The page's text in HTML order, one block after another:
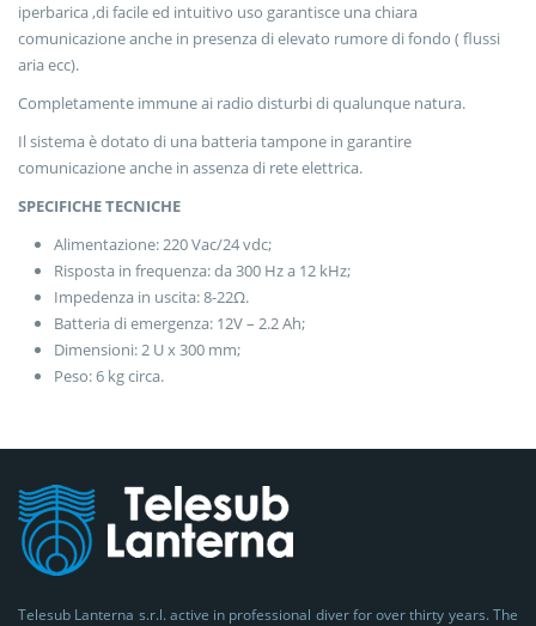
iperbarica ,di facile ed intuitivo uso garantisce una chiara
comunicazione anche in presenza di elevato rumore di fondo ( flussi
aria ecc).
Completamente immune ai radio disturbi di qualunque natura.
Il sistema è dotato di una batteria tampone in garantire
comunicazione anche in assenza di rete elettrica.
SPECIFICHE TECNICHE
Alimentazione: 220 Vac/24 vdc;
Risposta in frequenza: da 300 Hz a 12 kHz;
Impedenza in uscita: 8-22Ω.
Batteria di emergenza: 12V – 2.2 Ah;
Dimensioni: 2 U x 300 mm;
Peso: 6 kg circa.
Telesub Lanterna s.r.l. active in professional diver for over thirty years. The